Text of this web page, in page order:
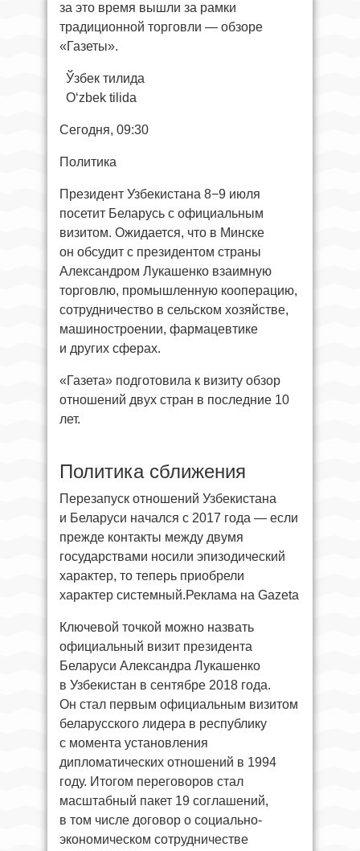
за это время вышли за рамки
традиционной торговли — обзоре
«Газеты».
Ўзбек тилида
O‘zbek tilida
Сегодня, 09:30
Политика
Президент Узбекистана 8−9 июля
посетит Беларусь с официальным
визитом. Ожидается, что в Минске
он обсудит с президентом страны
Александром Лукашенко взаимную
торговлю, промышленную кооперацию,
сотрудничество в сельском хозяйстве,
машиностроении, фармацевтике
и других сферах.
«Газета» подготовила к визиту обзор
отношений двух стран в последние 10
лет.
Политика сближения
Перезапуск отношений Узбекистана
и Беларуси начался с 2017 года — если
прежде контакты между двумя
государствами носили эпизодический
характер, то теперь приобрели
характер системный.Реклама на Gazeta
Ключевой точкой можно назвать
официальный визит президента
Беларуси Александра Лукашенко
в Узбекистан в сентябре 2018 года.
Он стал первым официальным визитом
беларусского лидера в республику
с момента установления
дипломатических отношений в 1994
году. Итогом переговоров стал
масштабный пакет 19 соглашений,
в том числе договор о социально-
экономическом сотрудничестве